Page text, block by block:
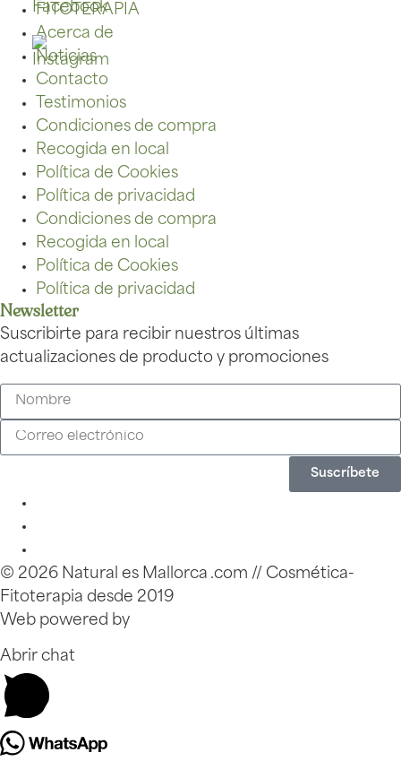
FITOTERAPIA
Acerca de
Noticias
Contacto
Testimonios
Condiciones de compra
Recogida en local
Política de Cookies
Política de privacidad
Condiciones de compra
Recogida en local
Política de Cookies
Política de privacidad
Newsletter
Suscribirte para recibir nuestros últimas
actualizaciones de producto y promociones
Suscríbete
© 2026 Natural es Mallorca .com // Cosmética-
Fitoterapia desde 2019
Web powered by
Abrir chat